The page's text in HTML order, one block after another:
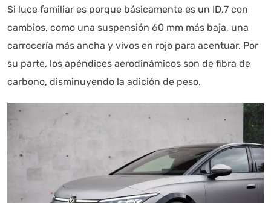
Si luce familiar es porque básicamente es un ID.7 con
cambios, como una suspensión 60 mm más baja, una
carrocería más ancha y vivos en rojo para acentuar. Por
su parte, los apéndices aerodinámicos son de fibra de
carbono, disminuyendo la adición de peso.